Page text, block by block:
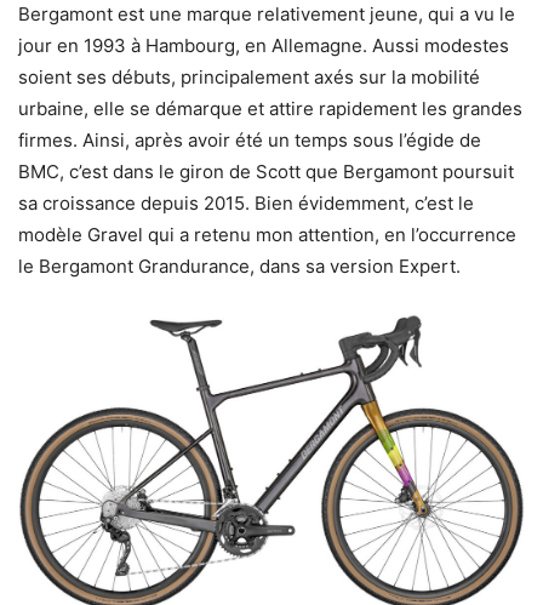
Bergamont est une marque relativement jeune, qui a vu le
jour en 1993 à Hambourg, en Allemagne. Aussi modestes
soient ses débuts, principalement axés sur la mobilité
urbaine, elle se démarque et attire rapidement les grandes
firmes. Ainsi, après avoir été un temps sous l’égide de
BMC, c’est dans le giron de Scott que Bergamont poursuit
sa croissance depuis 2015. Bien évidemment, c’est le
modèle Gravel qui a retenu mon attention, en l’occurrence
le Bergamont Grandurance, dans sa version Expert.